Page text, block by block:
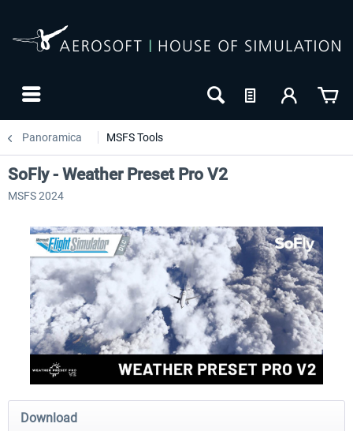
Panoramica MSFS Tools
rkApps - FSRealistic Pro MSFS
SoFly - Weather Preset Pro V2
MSFS 2024
Download